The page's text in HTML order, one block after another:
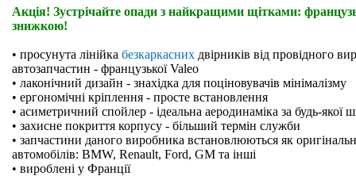
Акція! Зустрічайте опади з найкращими щітками:
знижкою!
• просунута лінійка безкаркасних двірників від провідного
автозапчастин - французької Valeo
• лаконічний дизайн - знахідка для поціновувачів мінімалізму
• ергономічні кріплення - просте встановлення
• асиметричний спойлер - ідеальна аеродинаміка за будь-якої
• захисне покриття корпусу - більший термін служби
• запчастини даного виробника встановлюються як
автомобілів: BMW, Renault, Ford, GM та інші
• вироблені у Франції